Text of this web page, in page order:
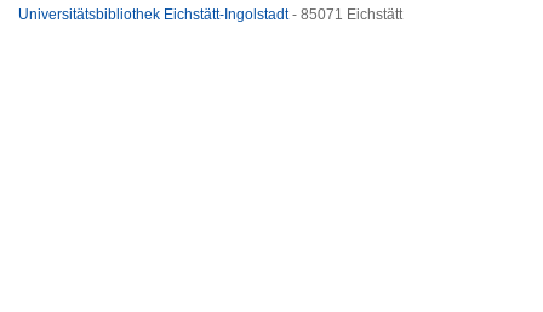
Universitätsbibliothek Eichstätt-Ingolstadt- 85071 Eichstätt